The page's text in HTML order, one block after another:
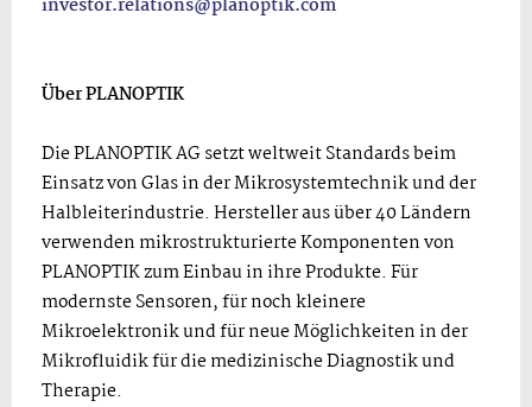
investor.relations@planoptik.com
Über PLANOPTIK
Die PLANOPTIK AG setzt weltweit Standards beim
Einsatz von Glas in der Mikrosystemtechnik und der
Halbleiterindustrie. Hersteller aus über 40 Ländern
verwenden mikrostrukturierte Komponenten von
PLANOPTIK zum Einbau in ihre Produkte. Für
modernste Sensoren, für noch kleinere
Mikroelektronik und für neue Möglichkeiten in der
Mikrofluidik für die medizinische Diagnostik und
Therapie.